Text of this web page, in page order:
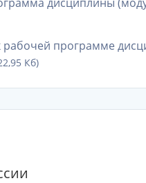
рабочей программе
Кб)